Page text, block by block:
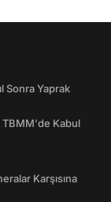
Sonra Yaprak
TBMM'de Kabul
Karşısına